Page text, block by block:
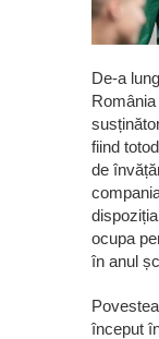
De-a
fiind
de
ocupa
în anul
început